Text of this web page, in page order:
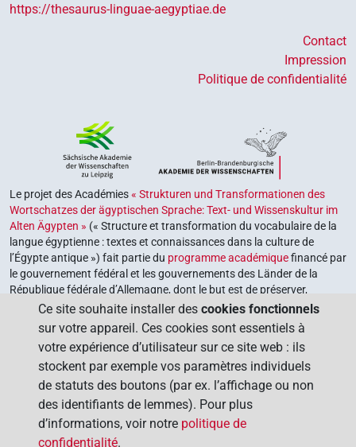
https://thesaurus-linguae-aegyptiae.de
Contact
Impression
Politique de confidentialité
Le projet des Académies« Strukturen und Transformationen des
Wortschatzes der ägyptischen Sprache: Text- und Wissenskultur im
Alten Ägypten » (« Structure et transformation du vocabulaire de la
langue égyptienne : textes et connaissances dans la culture de
l’Égypte antique ») fait partie du programme académiquefinancé par
le gouvernement fédéral et les gouvernements des Länder de la
République fédérale d’Allemagne, dont le but est de préserver,
retrouver et explorer notre héritage culturel. Le programme est
coordonné par l’
Union des académies allemandes des sciences et
Ce site souhaite installer des cookies fonctionnels
sur votre appareil. Ces cookies sont essentiels à
votre expérience d’utilisateur sur ce site web : ils
stockent par exemple vos paramètres individuels
de statuts des boutons (par ex. l’affichage ou non
des identifiants de lemmes). Pour plus
d’informations, voir notre politique de
confidentialité.